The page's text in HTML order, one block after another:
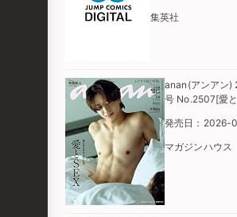
集英社
anan(アンアン)
号 No.2507[愛
発売日：2026-
マガジンハウス